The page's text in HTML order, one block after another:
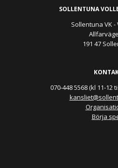
SOLLENTUNA
Sollentuna VK -
191 47
070-448 5568 (kl 11-12
Börja